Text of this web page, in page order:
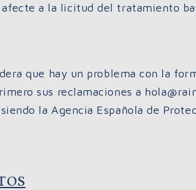
a la licitud del tratamiento
que hay un problema con la
sus reclamaciones a
la Agencia Española de